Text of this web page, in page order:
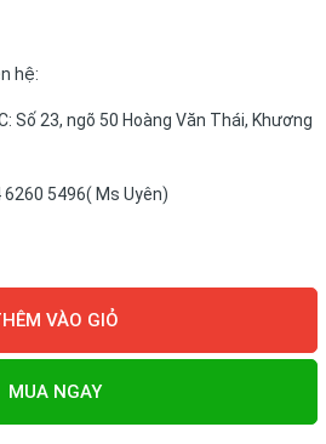
hệ:
Số 23, ngõ 50 Hoàng Văn Thái, Khương
5496( Ms Uyên)
VÀO GIỎ
MUA NGAY